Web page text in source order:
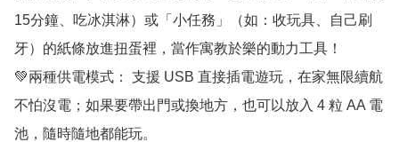
15分鐘、吃冰淇淋）或「小任務」（如：收玩具、自己刷
牙）的紙條放進扭蛋裡，當作寓教於樂的動力工具！
💚兩種供電模式： 支援 USB 直接插電遊玩，在家無限續航
不怕沒電；如果要帶出門或換地方，也可以放入 4 粒 AA 電
池，隨時隨地都能玩。